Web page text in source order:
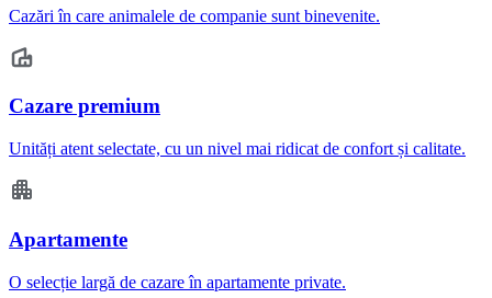
Cazări în care animalele de companie sunt binevenite.
Cazare premium
Unități atent selectate, cu un nivel mai ridicat de confort și calitate.
Apartamente
O selecție largă de cazare în apartamente private.